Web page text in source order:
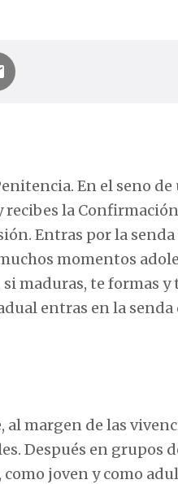
En el seno
la
Entras por la
momentos
si maduras, te formas y
entras en la senda
al margen de las
Después en grupos
joven y como